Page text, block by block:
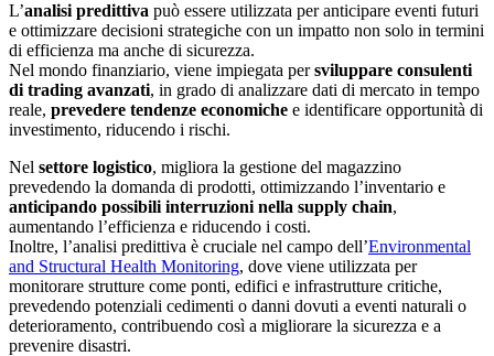
L’analisi predittiva può essere utilizzata per anticipare eventi futuri
e ottimizzare decisioni strategiche con un impatto non solo in termini
di efficienza ma anche di sicurezza.
Nel mondo finanziario, viene impiegata persviluppare consulenti
di trading avanzati, in grado di analizzare dati di mercato in tempo
reale, prevedere tendenze economiche e identificare opportunità di
investimento, riducendo i rischi.
Nel settore logistico, migliora la gestione del magazzino
prevedendo la domanda di prodotti, ottimizzando l’inventario e
anticipando possibili interruzioni nella supply chain,
aumentando l’efficienza e riducendo i costi.
Inoltre, l’analisi predittiva è cruciale nel campo dell’Environmental
and Structural Health Monitoring, dove viene utilizzata per
monitorare strutture come ponti, edifici e infrastrutture critiche,
prevedendo potenziali cedimenti o danni dovuti a eventi naturali o
deterioramento, contribuendo così a migliorare la sicurezza e a
prevenire disastri.